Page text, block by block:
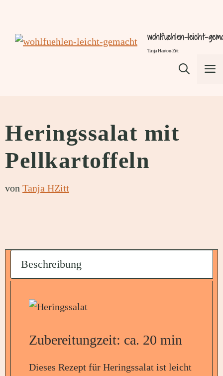
springen
wohlfuehlen-leicht-
Tanja Hauton-Zitt
Heringssalat mit
Pellkartoffeln
von Tanja HZitt
Beschreibung
Zubereitungzeit: ca. 20 min
Dieses Rezept für Heringssalat ist leicht